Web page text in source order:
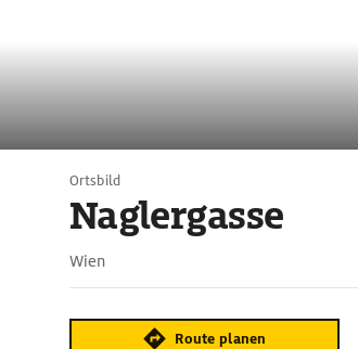
Ortsbild
Naglergasse
Wien
Route planen